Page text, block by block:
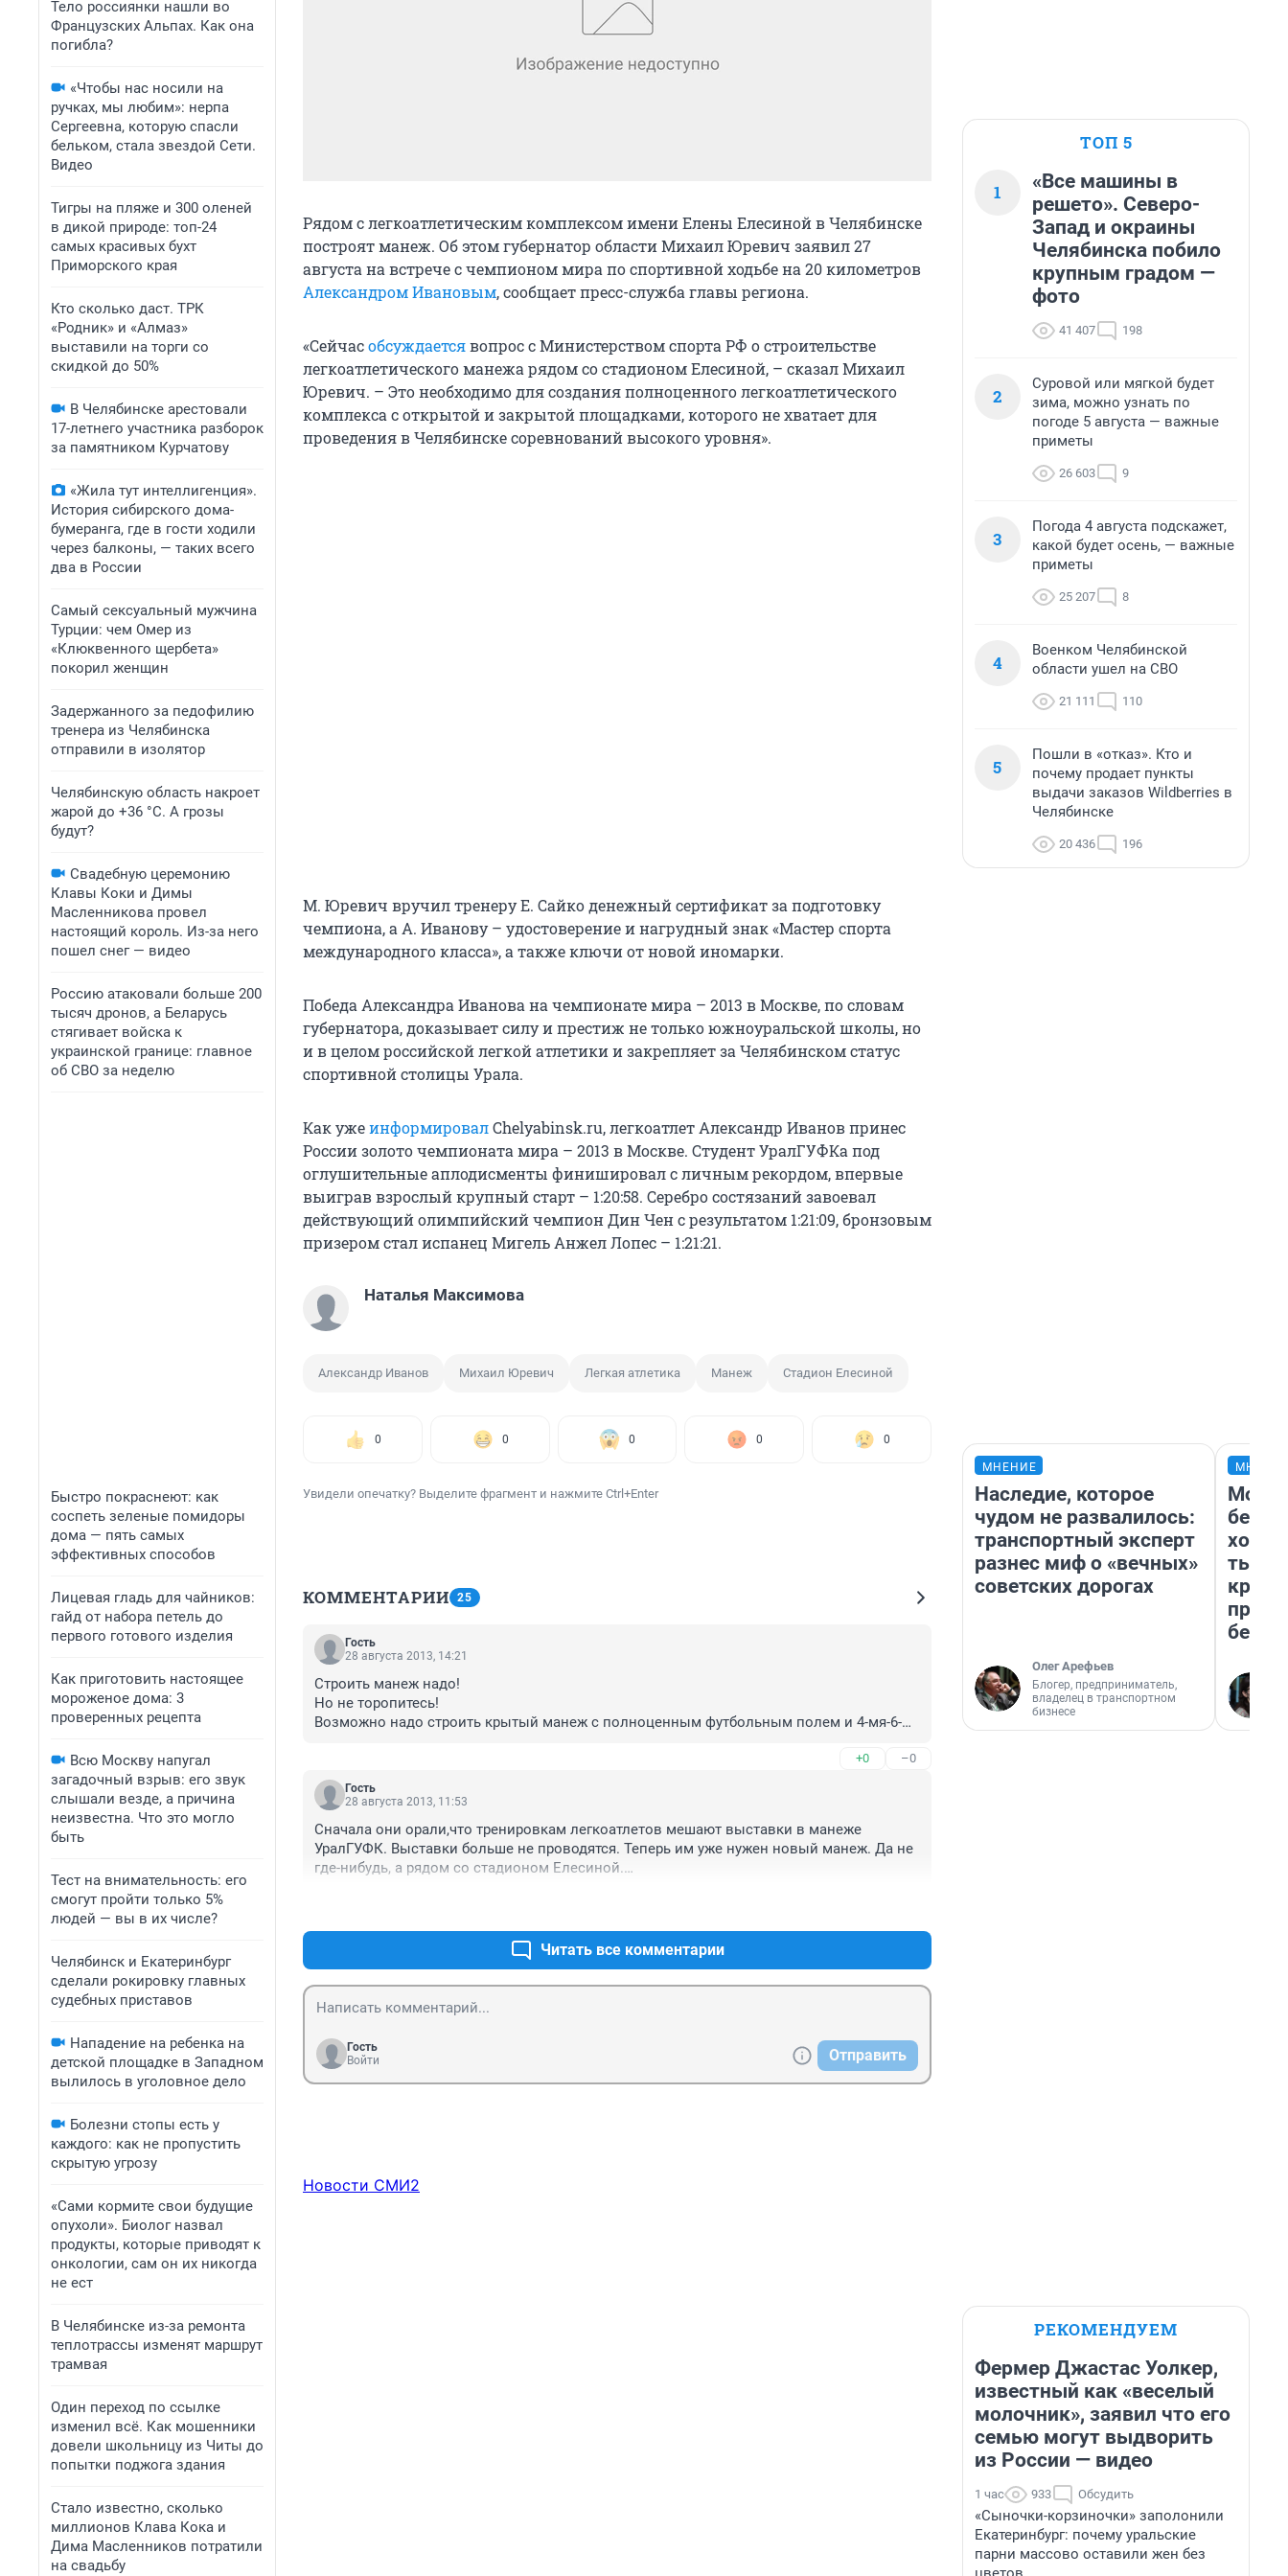
Тело россиянки нашли во
Французских Альпах. Как она
погибла?
«Чтобы нас носили на
ручках, мы любим»: нерпа
Сергеевна, которую спасли
бельком, стала звездой Сети.
Видео
Тигры на пляже и 300 оленей
в дикой природе: топ-24
самых красивых бухт
Приморского края
Кто сколько даст. ТРК
«Родник» и «Алмаз»
выставили на торги со
скидкой до 50%
В Челябинске арестовали
17-летнего участника разборок
за памятником Курчатову
«Жила тут интеллигенция».
История сибирского дома-
бумеранга, где в гости ходили
через балконы, — таких всего
два в России
Самый сексуальный мужчина
Турции: чем Омер из
«Клюквенного щербета»
покорил женщин
Задержанного за педофилию
тренера из Челябинска
отправили в изолятор
Челябинскую область накроет
жарой до +36 °C. А грозы
будут?
Свадебную церемонию
Клавы Коки и Димы
Масленникова провел
настоящий король. Из-за него
пошел снег — видео
Россию атаковали больше 200
тысяч дронов, а Беларусь
стягивает войска к
украинской границе: главное
об СВО за неделю
Быстро покраснеют: как
соспеть зеленые помидоры
дома — пять самых
эффективных способов
Лицевая гладь для чайников:
гайд от набора петель до
первого готового изделия
Как приготовить настоящее
мороженое дома: 3
проверенных рецепта
Всю Москву напугал
загадочный взрыв: его звук
слышали везде, а причина
неизвестна. Что это могло
быть
Тест на внимательность: его
смогут пройти только 5%
людей — вы в их числе?
Челябинск и Екатеринбург
сделали рокировку главных
судебных приставов
Нападение на ребенка на
детской площадке в Западном
вылилось в уголовное дело
Болезни стопы есть у
каждого: как не пропустить
скрытую угрозу
«Сами кормите свои будущие
опухоли». Биолог назвал
продукты, которые приводят к
онкологии, сам он их никогда
не ест
В Челябинске из-за ремонта
теплотрассы изменят маршрут
трамвая
Один переход по ссылке
изменил всё. Как мошенники
довели школьницу из Читы до
попытки поджога здания
Стало известно, сколько
миллионов Клава Кока и
Дима Масленников потратили
на свадьбу
Рядом с легкоатлетическим комплексом имени Елены Елесиной в Челябинске
построят манеж. Об этом губернатор области Михаил Юревич заявил 27
августа на встрече с чемпионом мира по спортивной ходьбе на 20 километров
Александром Ивановым, сообщает пресс-служба главы региона.
«Сейчасобсуждаетсявопрос с Министерством спорта РФ о строительстве
легкоатлетического манежа рядом со стадионом Елесиной, – сказал Михаил
Юревич. – Это необходимо для создания полноценного легкоатлетического
комплекса с открытой и закрытой площадками, которого не хватает для
проведения в Челябинске соревнований высокого уровня».
М. Юревич вручил тренеру Е. Сайко денежный сертификат за подготовку
чемпиона, а А. Иванову – удостоверение и нагрудный знак «Мастер спорта
международного класса», а также ключи от новой иномарки.
Победа Александра Иванова на чемпионате мира – 2013 в Москве, по словам
губернатора, доказывает силу и престиж не только южноуральской школы, но
и в целом российской легкой атлетики и закрепляет за Челябинском статус
спортивной столицы Урала.
Как ужеинформировалChelyabinsk.ru, легкоатлет Александр Иванов принес
России золото чемпионата мира – 2013 в Москве. Студент УралГУФКа под
оглушительные аплодисменты финишировал с личным рекордом, впервые
выиграв взрослый крупный старт – 1:20:58. Серебро состязаний завоевал
действующий олимпийский чемпион Дин Чен с результатом 1:21:09, бронзовым
призером стал испанец Мигель Анжел Лопес – 1:21:21.
Наталья Максимова
Александр Иванов Михаил Юревич Легкая атлетика Манеж Стадион Елесиной
0 0 0 0 0
Увидели опечатку? Выделите фрагмент и нажмите Ctrl+Enter
КОММЕНТАРИИ 25
Гость
28 августа 2013, 14:21
Строить манеж надо!
Но не торопитесь!
Возможно надо строить крытый манеж с полноценным футбольным полем и 4-мя-6-ю
помещениях, хорошей парковкой и другой инфраструктурой. Манеж должен хотя бы на
50% зарабатывать сам. Надо постепенно убирать нагрузку по эксплуатации таких
сооружений с областного и городского бюджет. Подумайте Уважаемый губернатор,
Да и место????
Ведь с этим сооружением в центре города придется жить в 21-веке. Значит все должно
выглядеть достойно.
+0 –0
Гость
28 августа 2013, 11:53
Сначала они орали,что тренировкам легкоатлетов мешают выставки в манеже
УралГУФК. Выставки больше не проводятся. Теперь им уже нужен новый манеж. Да не
где-нибудь, а рядом со стадионом Елесиной.
Читать все комментарии
Гость
Войти
Отправить
Новости СМИ2
ТОП 5
1
«Все машины в
решето». Северо-
Запад и окраины
Челябинска побило
крупным градом —
фото
41 407 198
2
Суровой или мягкой будет
зима, можно узнать по
погоде 5 августа — важные
приметы
26 603 9
3
Погода 4 августа подскажет,
какой будет осень, — важные
приметы
25 207 8
4
Военком Челябинской
области ушел на СВО
21 111 110
5
Пошли в «отказ». Кто и
почему продает пункты
выдачи заказов Wildberries в
Челябинске
20 436 196
МНЕНИЕ
Наследие, которое
чудом не развалилось:
транспортный эксперт
разнес миф о «вечных»
советских дорогах
Олег Арефьев
Блогер, предприниматель,
владелец в транспортном
бизнесе
Мой
РЕКОМЕНДУЕМ
Фермер Джастас Уолкер,
известный как «веселый
молочник», заявил что его
семью могут выдворить
из России — видео
1 час 933 Обсудить
«Сыночки-корзиночки» заполонили
Екатеринбург: почему уральские
парни массово оставили жен без